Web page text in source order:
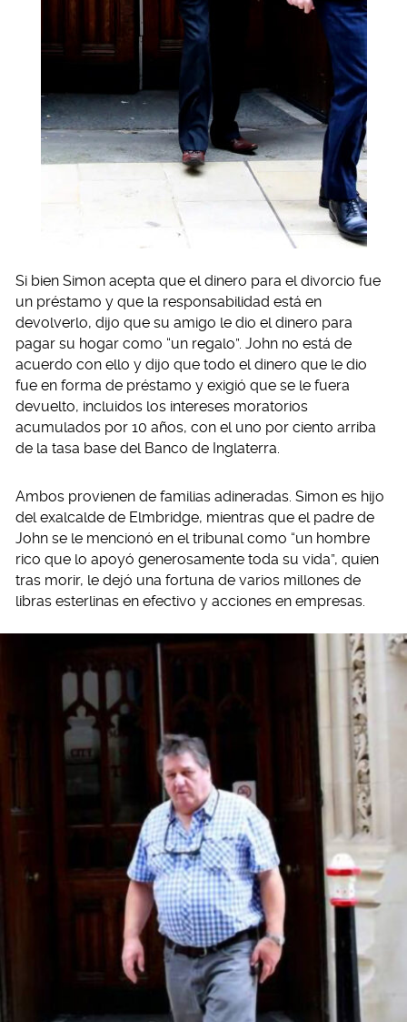
Si bien Simon acepta que el dinero para el divorcio fue
un préstamo y que la responsabilidad está en
devolverlo, dijo que su amigo le dio el dinero para
pagar su hogar como “un regalo”. John no está de
acuerdo con ello y dijo que todo el dinero que le dio
fue en forma de préstamo y exigió que se le fuera
devuelto, incluidos los intereses moratorios
acumulados por 10 años, con el uno por ciento arriba
de la tasa base del Banco de Inglaterra.
Ambos provienen de familias adineradas. Simon es hijo
del exalcalde de Elmbridge, mientras que el padre de
John se le mencionó en el tribunal como “un hombre
rico que lo apoyó generosamente toda su vida”, quien
tras morir, le dejó una fortuna de varios millones de
libras esterlinas en efectivo y acciones en empresas.